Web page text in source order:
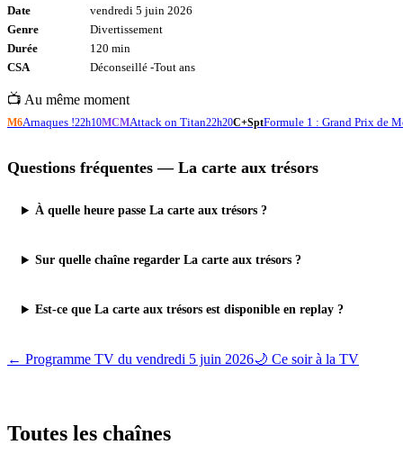
Date
vendredi 5 juin 2026
Genre
Divertissement
Durée
120 min
CSA
Déconseillé -Tout ans
📺 Au même moment
M6Arnaques !22h10MCMAttack on Titan22h20C+SptFormule 1 : Grand Prix de
Questions fréquentes — La carte aux trésors
À quelle heure passe La carte aux trésors ?
Sur quelle chaîne regarder La carte aux trésors ?
Est-ce que La carte aux trésors est disponible en replay ?
← Programme TV du vendredi 5 juin 2026🌙 Ce soir à la TV
Toutes les chaînes